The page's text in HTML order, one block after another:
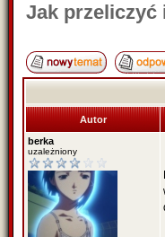
Jak przeliczyć
Autor
berka
uzależniony